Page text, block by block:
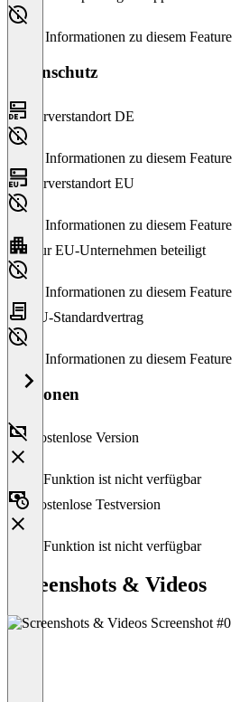
Keine Informationen zu diesem Feature
Datenschutz
Serverstandort DE
Keine Informationen zu diesem Feature
Serverstandort EU
Keine Informationen zu diesem Feature
Nur EU-Unternehmen beteiligt
Keine Informationen zu diesem Feature
EU-Standardvertrag
Keine Informationen zu diesem Feature
Versionen
Kostenlose Version
Diese Funktion ist nicht verfügbar
Kostenlose Testversion
Diese Funktion ist nicht verfügbar
Screenshots & Videos